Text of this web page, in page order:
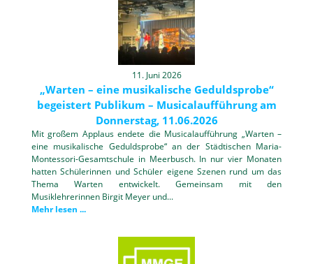
11. Juni 2026
„Warten – eine musikalische Geduldsprobe“
begeistert Publikum – Musicalaufführung am
Donnerstag, 11.06.2026
Mit großem Applaus endete die Musicalaufführung „Warten –
eine musikalische Geduldsprobe“ an der Städtischen Maria-
Montessori-Gesamtschule in Meerbusch. In nur vier Monaten
hatten Schülerinnen und Schüler eigene Szenen rund um das
Thema Warten entwickelt. Gemeinsam mit den
Musiklehrerinnen Birgit Meyer und...
Mehr lesen ...